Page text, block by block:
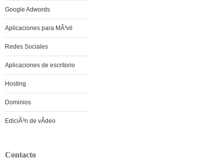
Google Adwords
Aplicaciones para MÃ³vil
Redes Sociales
Aplicaciones de escritorio
Hosting
Dominios
EdiciÃ³n de vÃ­deo
Contacto